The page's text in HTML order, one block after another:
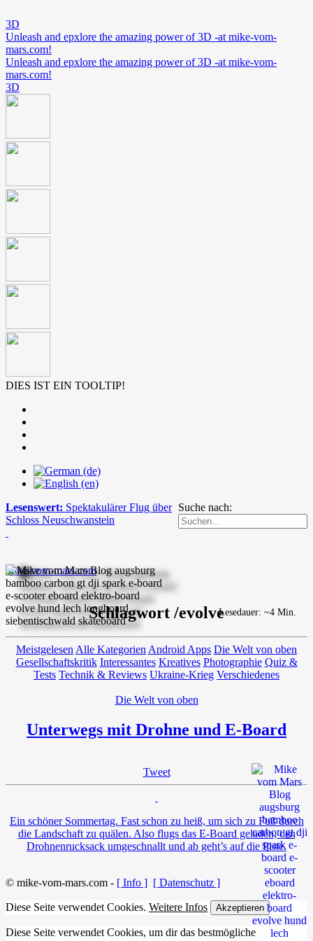
3D
Unleash and epxlore the amazing power of 3D -at mike-vom-
mars.com!
Unleash and epxlore the amazing power of 3D -at mike-vom-
mars.com!
3D
DIES IST EIN TOOLTIP!
Suche nach:
Lesenswert: Spektakulärer Flug über
Schloss Neuschwanstein
mike-vom-mars.com
Schlagwort /evolve
Meistgelesen Alle Kategorien Android Apps Die Welt von oben
Gesellschaftskritik Interessantes Kreatives Photographie Quiz &
Tests Technik & Reviews Ukraine-Krieg Verschiedenes
Die Welt von oben
Unterwegs mit Drohne und E-Board
Tweet
Lesedauer: ~4 Min.
Ein schöner Sommertag. Fast schon zu heiß, um sich zu Fuß durch
die Landschaft zu quälen. Also flugs das E-Board geladen, den
Drohnenrucksack umgeschnallt und ab geht’s auf die Piste.
© mike-vom-mars.com - [ Info ] [ Datenschutz ]
Diese Seite verwendet Cookies. Weitere Infos Akzeptieren
Diese Seite verwendet Cookies, um dir das bestmögliche